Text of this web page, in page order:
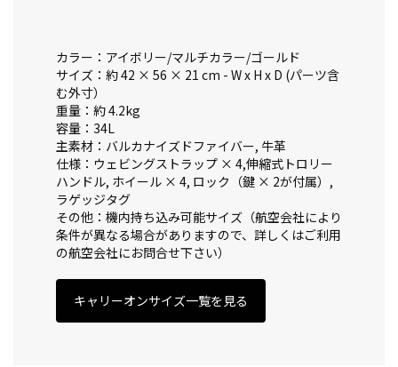
カラー：アイボリー/マルチカラー/ゴールド
サイズ：約 42 × 56 × 21 cm - W x H x D (パーツ含
む外寸）
重量：約 4.2kg
容量：34L
主素材：バルカナイズドファイバー, 牛革
仕様：ウェビングストラップ × 4,伸縮式トロリー
ハンドル, ホイール × 4, ロック（鍵 × 2が付属）,
ラゲッジタグ
その他：機内持ち込み可能サイズ（航空会社により
条件が異なる場合がありますので、詳しくはご利用
の航空会社にお問合せ下さい）
キャリーオンサイズ一覧を見る